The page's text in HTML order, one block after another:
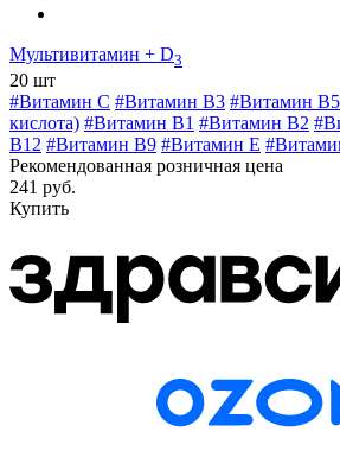
Мультивитамин + D3
20 шт
#Витамин C #Витамин В3 #Витамин В5
кислота) #Витамин B1 #Витамин B2
B12 #Витамин B9 #Витамин E
Рекомендованная розничная цена
241 руб.
Купить